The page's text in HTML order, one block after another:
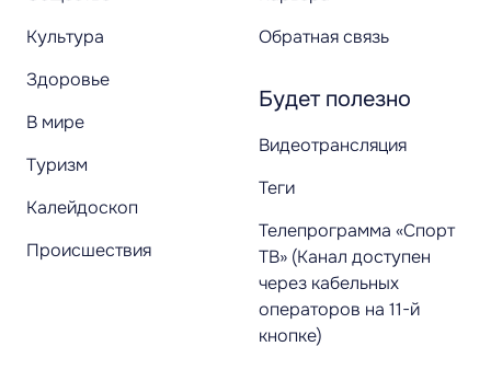
Культура
Здоровье
В мире
Туризм
Калейдоскоп
Происшествия
Обратная связь
Будет полезно
Видеотрансляция
Теги
Телепрограмма «Спорт
ТВ» (Канал доступен
через кабельных
операторов на 11-й
кнопке)